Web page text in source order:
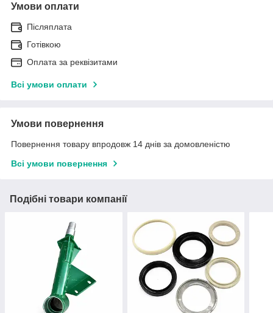
Умови оплати
Післяплата
Готівкою
Оплата за реквізитами
Всі умови оплати
Умови повернення
Повернення товару впродовж 14 днів за домовленістю
Всі умови повернення
Подібні товари компанії